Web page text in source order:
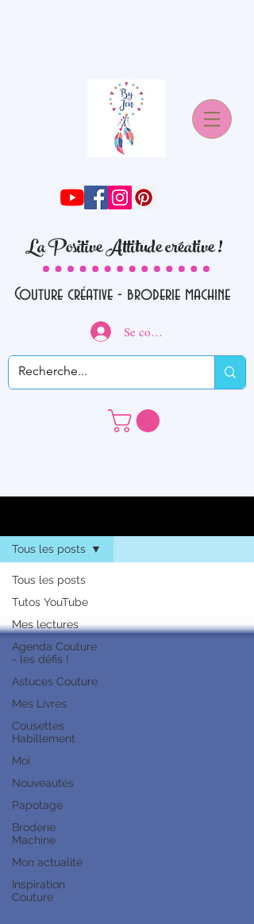
La Positive Attitude créative !
Couture créative - broderie machine
Se connecter
Tous les posts
Tutos YouTube
Mes lectures
Agenda Couture
- les défis !
Astuces Couture
Mes Livres
Cousettes
Habillement
Moi
Nouveautés
Papotage
Broderie
Machine
Mon actualité
Inspiration
Couture
Tous les posts